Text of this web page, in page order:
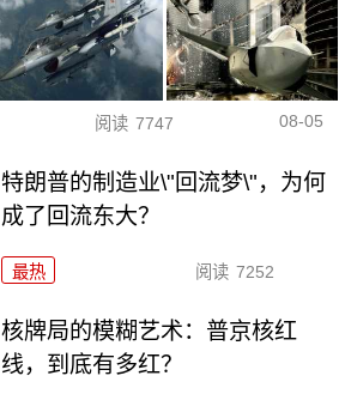
阅读 7747 08-05
特朗普的制造业\"回流梦\"，为何
成了回流东大？
最热 阅读 7252
核牌局的模糊艺术：普京核红
线，到底有多红？